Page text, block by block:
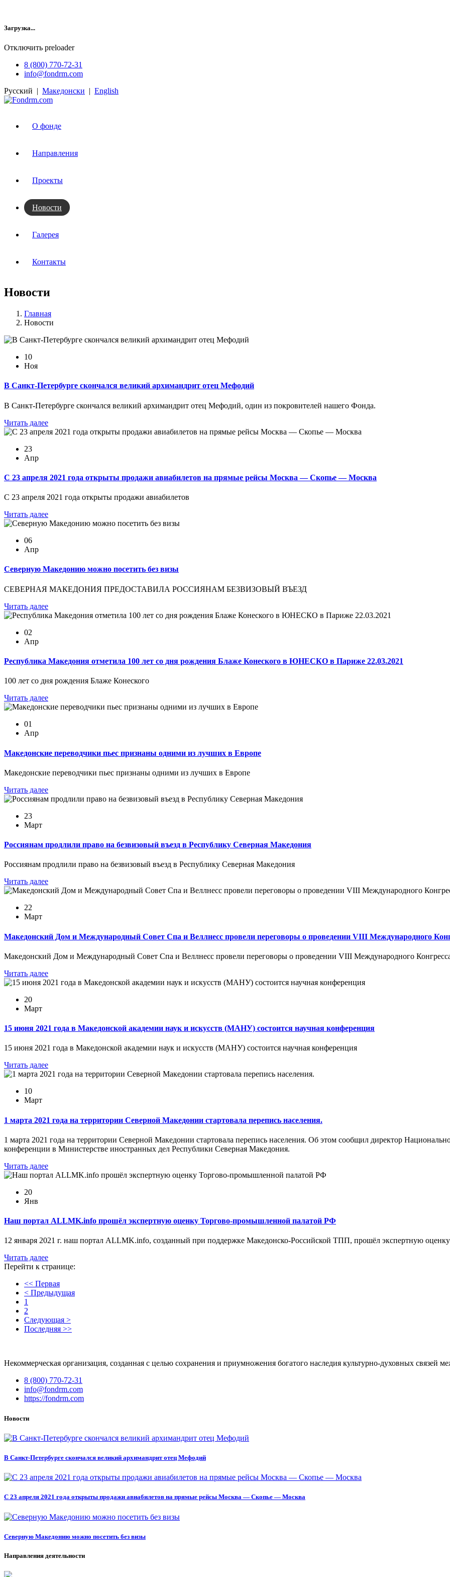
Загрузка...
Отключить preloader
8 (800) 770-72-31
info@fondrm.com
Русский | Македонски | English
О фонде
Направления
Проекты
Новости
Галерея
Контакты
Новости
Главная
Новости
10
Ноя
В Санкт-Петербурге скончался великий архимандрит отец Мефодий
В Санкт-Петербурге скончался великий архимандрит отец Мефодий, один из покровителей нашего Фонда.
Читать далее
23
Апр
С 23 апреля 2021 года открыты продажи авиабилетов на прямые рейсы Москва — Скопье — Москва
С 23 апреля 2021 года открыты продажи авиабилетов
Читать далее
06
Апр
Северную Македонию можно посетить без визы
СЕВЕРНАЯ МАКЕДОНИЯ ПРЕДОСТАВИЛА РОССИЯНАМ БЕЗВИЗОВЫЙ ВЪЕЗД
Читать далее
02
Апр
Республика Македония отметила 100 лет со дня рождения Блаже Конеского в ЮНЕСКО в Париже 22.03.2021
100 лет со дня рождения Блаже Конеского
Читать далее
01
Апр
Македонские переводчики пьес признаны одними из лучших в Европе
Македонские переводчики пьес признаны одними из лучших в Европе
Читать далее
23
Март
Россиянам продлили право на безвизовый въезд в Республику Северная Македония
Россиянам продлили право на безвизовый въезд в Республику Северная Македония
Читать далее
22
Март
Македонский Дом и Международный Совет Спа и Веллнесс провели переговоры о проведении VIII Международного
Македонский Дом и Международный Совет Спа и Веллнесс провели переговоры о проведении VIII Международного
Читать далее
20
Март
15 июня 2021 года в Македонской академии наук и искусств (МАНУ) состоится научная конференция
15 июня 2021 года в Македонской академии наук и искусств (МАНУ) состоится научная конференция
Читать далее
10
Март
1 марта 2021 года на территории Северной Македонии стартовала перепись населения.
1 марта 2021 года на территории Северной Македонии стартовала перепись населения. Об этом сообщил директор
конференции в Министерстве иностранных дел Республики Северная Македония.
Читать далее
20
Янв
Наш портал ALLMK.info прошёл экспертную оценку Торгово-промышленной палатой РФ
12 января 2021 г. наш портал ALLMK.info, созданный при поддержке Македонско-Российской ТПП, прошёл экспертную
Читать далее
Перейти к странице:
<< Первая
< Предыдущая
1
2
Следующая >
Последняя >>
Некоммерческая организация, созданная с целью сохранения и приумножения богатого наследия культурно-духовных связей
8 (800) 770-72-31
info@fondrm.com
https://fondrm.com
Новости
В Санкт-Петербурге скончался великий архимандрит отец Мефодий
С 23 апреля 2021 года открыты продажи авиабилетов на прямые рейсы Москва — Скопье — Москва
Северную Македонию можно посетить без визы
Направления деятельности